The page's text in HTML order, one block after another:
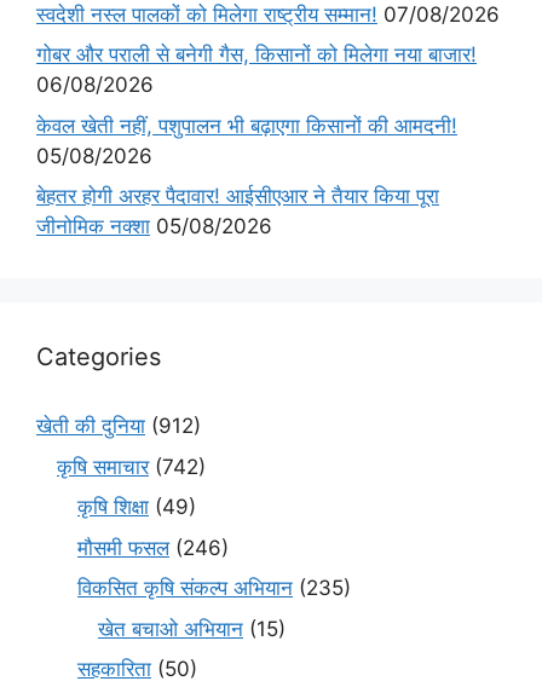
स्वदेशी नस्ल पालकों को मिलेगा राष्ट्रीय सम्मान! 07/08/2026
गोबर और पराली से बनेगी गैस, किसानों को मिलेगा नया बाजार!
06/08/2026
केवल खेती नहीं, पशुपालन भी बढ़ाएगा किसानों की आमदनी!
05/08/2026
बेहतर होगी अरहर पैदावार! आईसीएआर ने तैयार किया पूरा
जीनोमिक नक्शा 05/08/2026
Categories
खेती की दुनिया (912)
कृषि समाचार(742)
कृषि शिक्षा (49)
मौसमी फसल(246)
विकसित कृषि संकल्प अभियान (235)
खेत बचाओ अभियान (15)
सहकारिता (50)